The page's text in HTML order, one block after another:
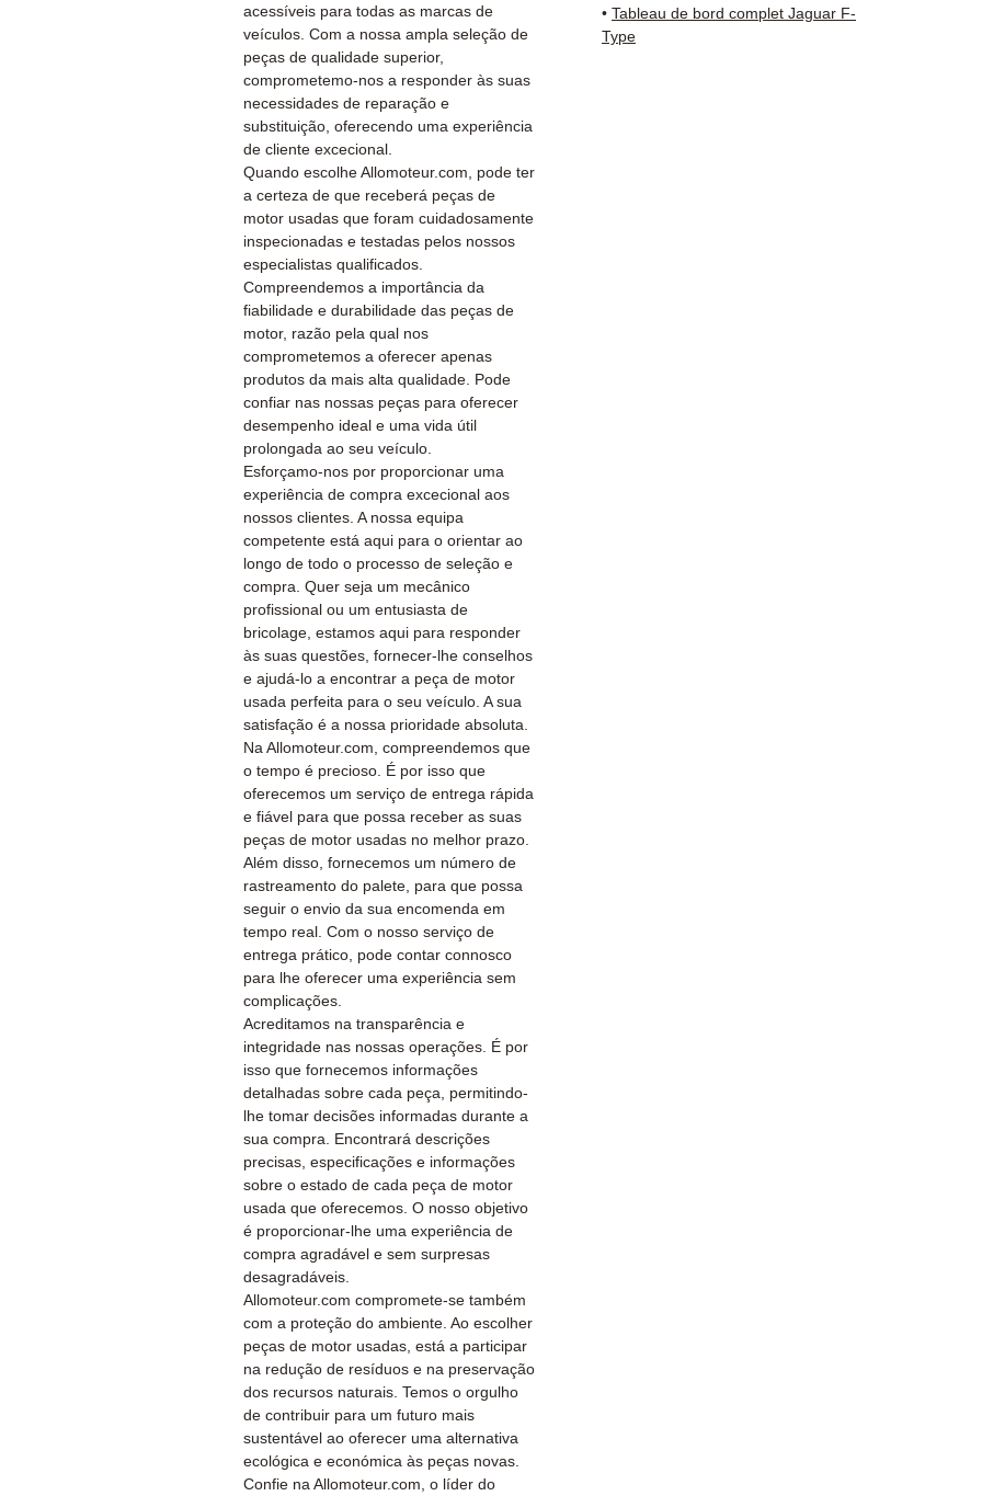
acessíveis para todas as marcas de
veículos. Com a nossa ampla seleção de
peças de qualidade superior,
comprometemo-nos a responder às suas
necessidades de reparação e
substituição, oferecendo uma experiência
de cliente excecional.
Quando escolhe Allomoteur.com, pode ter
a certeza de que receberá peças de
motor usadas que foram cuidadosamente
inspecionadas e testadas pelos nossos
especialistas qualificados.
Compreendemos a importância da
fiabilidade e durabilidade das peças de
motor, razão pela qual nos
comprometemos a oferecer apenas
produtos da mais alta qualidade. Pode
confiar nas nossas peças para oferecer
desempenho ideal e uma vida útil
prolongada ao seu veículo.
Esforçamo-nos por proporcionar uma
experiência de compra excecional aos
nossos clientes. A nossa equipa
competente está aqui para o orientar ao
longo de todo o processo de seleção e
compra. Quer seja um mecânico
profissional ou um entusiasta de
bricolage, estamos aqui para responder
às suas questões, fornecer-lhe conselhos
e ajudá-lo a encontrar a peça de motor
usada perfeita para o seu veículo. A sua
satisfação é a nossa prioridade absoluta.
Na Allomoteur.com, compreendemos que
o tempo é precioso. É por isso que
oferecemos um serviço de entrega rápida
e fiável para que possa receber as suas
peças de motor usadas no melhor prazo.
Além disso, fornecemos um número de
rastreamento do palete, para que possa
seguir o envio da sua encomenda em
tempo real. Com o nosso serviço de
entrega prático, pode contar connosco
para lhe oferecer uma experiência sem
complicações.
Acreditamos na transparência e
integridade nas nossas operações. É por
isso que fornecemos informações
detalhadas sobre cada peça, permitindo-
lhe tomar decisões informadas durante a
sua compra. Encontrará descrições
precisas, especificações e informações
sobre o estado de cada peça de motor
usada que oferecemos. O nosso objetivo
é proporcionar-lhe uma experiência de
compra agradável e sem surpresas
desagradáveis.
Allomoteur.com compromete-se também
com a proteção do ambiente. Ao escolher
peças de motor usadas, está a participar
na redução de resíduos e na preservação
dos recursos naturais. Temos o orgulho
de contribuir para um futuro mais
sustentável ao oferecer uma alternativa
ecológica e económica às peças novas.
Confie na Allomoteur.com, o líder do
• Tableau de bord complet Jaguar F-
Type